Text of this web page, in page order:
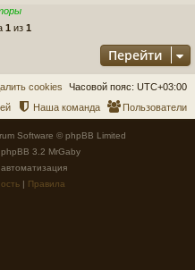
1 из 1
Перейти
Часовой пояс: UTC+03:00
cookies
Пользователи
Наша команда
Software © phpBB Limited
3.2 MrGaby
| Правила